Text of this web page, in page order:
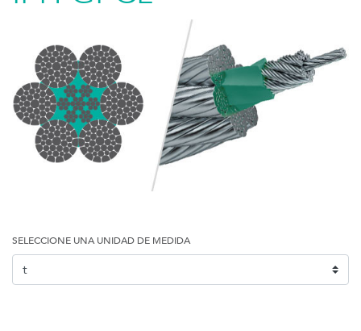
SELECCIONE UNA UNIDAD DE MEDIDA